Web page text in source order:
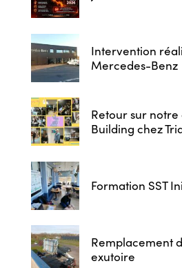
Intervention
Mercedes-Benz
Retour sur
Building chez
Formation SST
Remplacement
exutoire